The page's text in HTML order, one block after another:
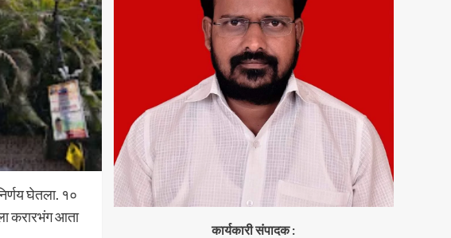
घेतला. १०
करारभंग आता
कार्यकारी संपादक :